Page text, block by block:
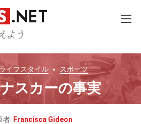
よう
ライフスタイル スポーツ
スカーの事実
者: Francisca Gideon